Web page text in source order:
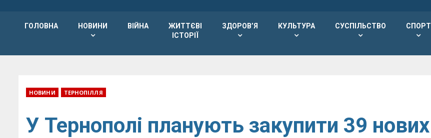
ГОЛОВНА НОВИНИ ВІЙНА
ЖИТТЄВІ
ІСТОРІЇ
ЗДОРОВ’Я КУЛЬТУРА СУСПІЛЬСТВО СПОРТ
НОВИНИ ТЕРНОПІЛЛЯ
У Тернополі планують закупити 39 нових